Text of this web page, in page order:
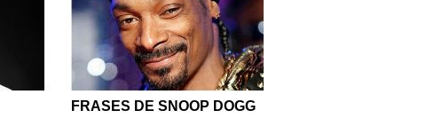
FRASES DE SNOOP DOGG